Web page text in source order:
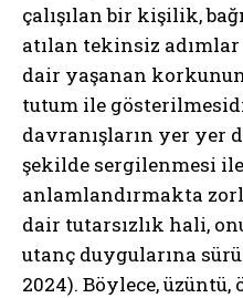
çalışılan bir kişilik,
atılan tekinsiz
dair yaşanan
tutum ile
davranışların yer yer
şekilde sergilenmesi ile
anlamlandırmakta
dair tutarsızlık hali,
utanç duygularına
2024). Böylece,